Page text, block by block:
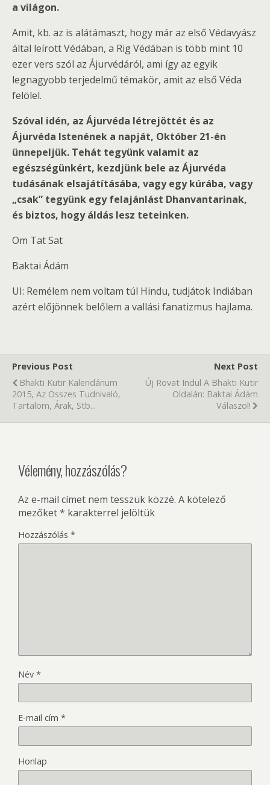
a világon.
Amit, kb. az is alátámaszt, hogy már az első Védavyász
által leírott Védában, a Rig Védában is több mint 10
ezer vers szól az Ájurvédáról, ami így az egyik
legnagyobb terjedelmű témakör, amit az első Véda
felölel.
Szóval idén, az Ájurvéda létrejöttét és az
Ájurvéda Istenének a napját, Október 21-én
ünnepeljük. Tehát tegyünk valamit az
egészségünkért, kezdjünk bele az Ájurvéda
tudásának elsajátításába, vagy egy kúrába, vagy
„csak” tegyünk egy felajánlást Dhanvantarinak,
és biztos, hogy áldás lesz teteinken.
Om Tat Sat
Baktai Ádám
UI: Remélem nem voltam túl Hindu, tudjátok Indiában
azért előjönnek belőlem a vallási fanatizmus hajlama.
Previous Post
Bhakti Kutir Kalendárium
2015, Az Összes Tudnivaló,
Tartalom, Árak, Stb...
Next Post
Új Rovat Indul A Bhakti Kutir
Oldalán: Baktai Ádám
Válaszol!
Vélemény, hozzászólás?
Az e-mail címet nem tesszük közzé. A kötelező
mezőket* karakterrel jelöltük
Hozzászólás *
Név *
E-mail cím *
Honlap